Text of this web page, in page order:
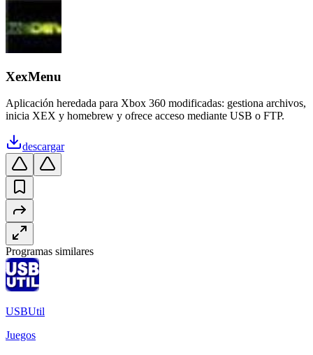
XexMenu
Aplicación heredada para Xbox 360 modificadas: gestiona archivos,
inicia XEX y homebrew y ofrece acceso mediante USB o FTP.
descargar
Programas similares
USBUtil
Juegos